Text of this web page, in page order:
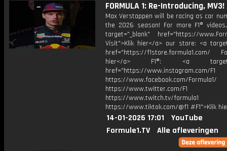
FORMULA 1: Re-Introducing,
Max Verstappen will be racing as car
the 2026 season! For more F1®
target="_blank" href="https://
Visit">Klik hier</a> our store: <a
href="https://f1store.formula1.com/
hier</a> F1®: <a
href="https://www.instagram.com/F1
https://www.facebook.com/Formula1/
https://www.twitter.com/F1
https://www.twitch.tv/formula1
https://www.tiktok.com/@f1 #F1">Klik
14-01-2026 17:01
YouTube
Formule1.TV
Alle afleveringen